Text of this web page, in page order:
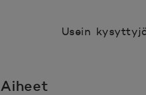
Usein
Aiheet